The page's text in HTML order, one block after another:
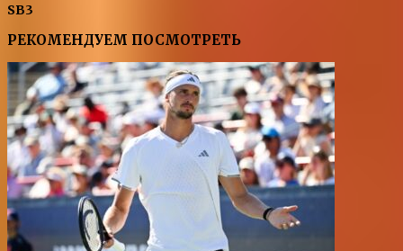
SB3
РЕКОМЕНДУЕМ ПОСМОТРЕТЬ